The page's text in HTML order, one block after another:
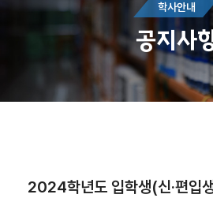
학사안내
공지사
2024학년도 입학생(신·편입